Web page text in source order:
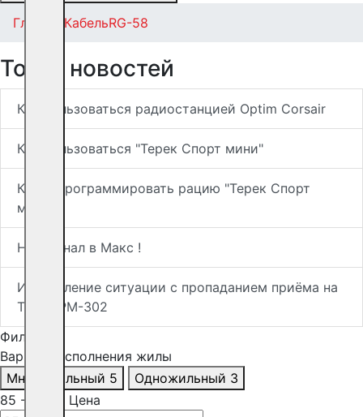
Главная КабельRG-58
Топ-5 новостей
Как пользоваться радиостанцией Optim Corsair
Как пользоваться "Терек Спорт мини"
Как запрограммировать рацию "Терек Спорт
мини"
Наш канал в Макс !
Исправление ситуации с пропаданием приёма на
Терек РМ-302
Фильтр
Вариант исполнения жилы
Многожильный 5 Одножильный 3
85 -
Цена